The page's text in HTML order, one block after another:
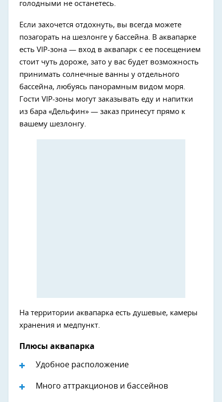
голодными не останетесь.
Если захочется отдохнуть, вы всегда можете
позагорать на шезлонге у бассейна. В аквапарке
есть VIP-зона — вход в аквапарк с ее посещением
стоит чуть дороже, зато у вас будет возможность
принимать солнечные ванны у отдельного
бассейна, любуясь панорамным видом моря.
Гости VIP-зоны могут заказывать еду и напитки
из бара «Дельфин» — заказ принесут прямо к
вашему шезлонгу.
На территории аквапарка есть душевые, камеры
хранения и медпункт.
Плюсы аквапарка
Удобное расположение
Много аттракционов и бассейнов